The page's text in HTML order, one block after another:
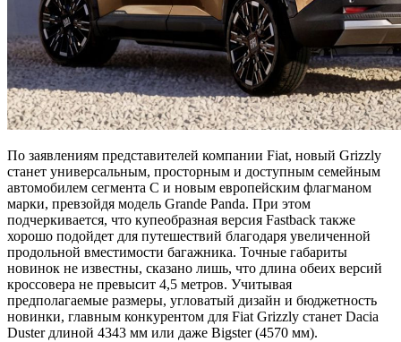
По заявлениям представителей компании Fiat, новый Grizzly
станет универсальным, просторным и доступным семейным
автомобилем сегмента С и новым европейским флагманом
марки, превзойдя модель Grande Panda. При этом
подчеркивается, что купеобразная версия Fastback также
хорошо подойдет для путешествий благодаря увеличенной
продольной вместимости багажника. Точные габариты
новинок не известны, сказано лишь, что длина обеих версий
кроссовера не превысит 4,5 метров. Учитывая
предполагаемые размеры, угловатый дизайн и бюджетность
новинки, главным конкурентом для Fiat Grizzly станет Dacia
Duster длиной 4343 мм или даже Bigster (4570 мм).